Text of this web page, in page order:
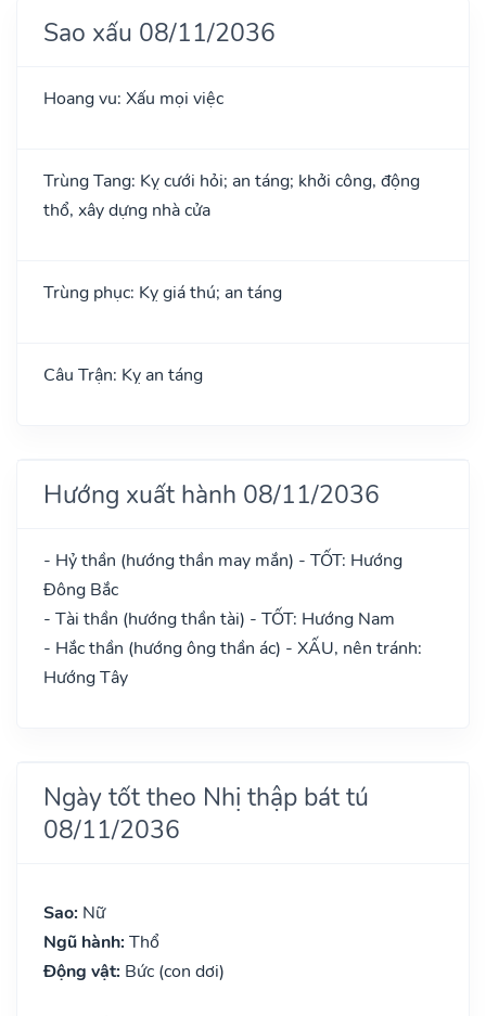
Sao xấu 08/11/2036
Hoang vu: Xấu mọi việc
Trùng Tang: Kỵ cưới hỏi; an táng; khởi công, động
thổ, xây dựng nhà cửa
Trùng phục: Kỵ giá thú; an táng
Câu Trận: Kỵ an táng
Hướng xuất hành 08/11/2036
- Hỷ thần (hướng thần may mắn) - TỐT: Hướng
Đông Bắc
- Tài thần (hướng thần tài) - TỐT: Hướng Nam
- Hắc thần (hướng ông thần ác) - XẤU, nên tránh:
Hướng Tây
Ngày tốt theo Nhị thập bát tú
08/11/2036
Sao: Nữ
Ngũ hành: Thổ
Động vật: Bức (con dơi)